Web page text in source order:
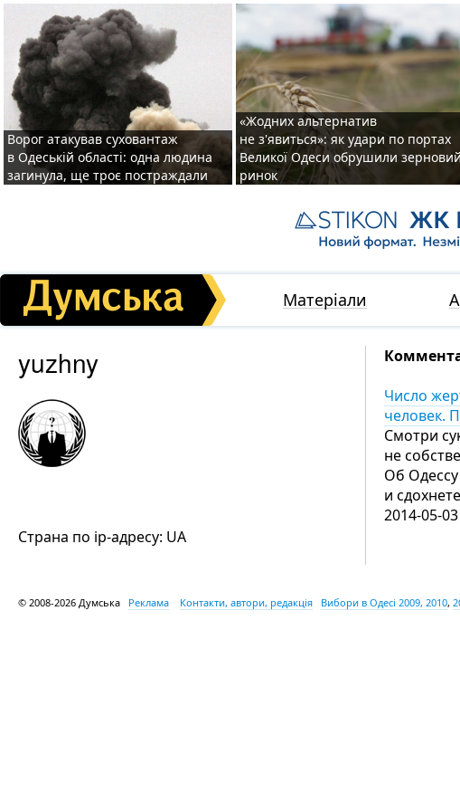
Ворог атакував суховантаж
в Одеській області: одна людина
загинула, ще троє постраждали
«Жодних альтернатив
не з'явиться»: як удари по портах
Великої Одеси обрушили зерновий
ринок
Матеріали
yuzhny
Страна по ip-адресу: UA
Число
человек.
Смотри
не
Об
и
2014-05-
© 2008-2026 Думська Реклама Контакти, автори, редакція Вибори в Одесі 2009, 2010,